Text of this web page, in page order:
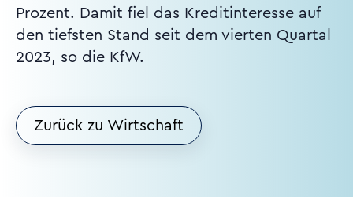
Prozent. Damit fiel das Kreditinteresse auf
den tiefsten Stand seit dem vierten Quartal
2023, so die KfW.
Zurück zu Wirtschaft